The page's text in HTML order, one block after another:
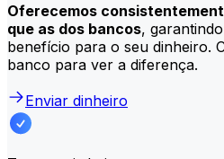
Oferecemos
que as dos bancos,
benefício para o seu dinheiro.
banco para ver a diferença.
Enviar dinheiro